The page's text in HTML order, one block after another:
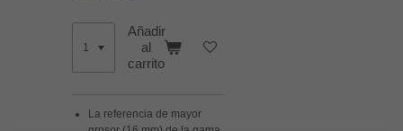
Añadir
al
carrito
La referencia de mayor